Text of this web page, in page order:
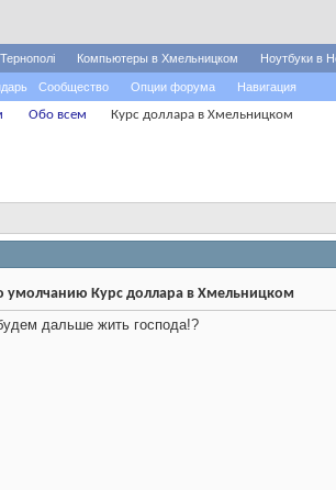
Сообщество Опции форума Навигация
Компьютеры в Хмельницком Ноутбуки в
Обо всем Курс доллара в Хмельницком
Курс доллара в Хмельницком
дальше жить господа!?